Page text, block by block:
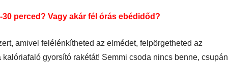
perced? Vagy akár fél órás ebédidőd?
amivel felélénkítheted az elmédet, felpörgetheted az
gyorsító rakétát! Semmi csoda nincs benne, csupán